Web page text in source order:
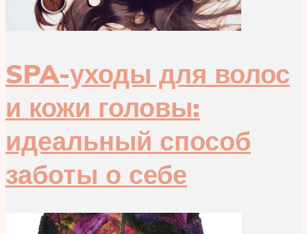
SPA-уходы для волос
и кожи головы:
идеальный способ
заботы о себе